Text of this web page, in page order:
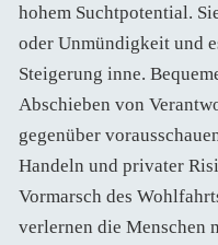
hohem Suchtpotential.
oder Unmündigkeit und
Steigerung inne.
Abschieben von
gegenüber
Handeln und privater
Vormarsch des
verlernen die Menschen